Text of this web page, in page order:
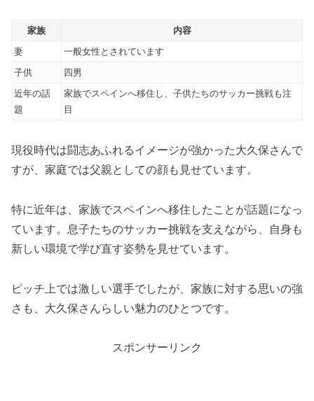
家族
内容
妻
一般女性とされています
子供
四男
近年の話
題
家族でスペインへ移住し、子供たちのサッカー挑戦も注
目
現役時代は闘志あふれるイメージが強かった大久保さんで
すが、家庭では父親としての顔も見せています。
特に近年は、家族でスペインへ移住したことが話題になっ
ています。息子たちのサッカー挑戦を支えながら、自身も
新しい環境で学び直す姿勢を見せています。
ピッチ上では激しい選手でしたが、家族に対する思いの強
さも、大久保さんらしい魅力のひとつです。
スポンサーリンク